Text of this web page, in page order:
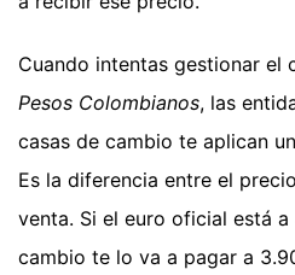
Cuando intentas gestionar el
Pesos Colombianos, las
casas de cambio te aplican
Es la diferencia entre el
venta. Si el euro oficial está
cambio te lo va a pagar a